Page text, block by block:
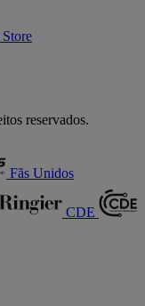
reservados.
Fãs Unidos
CDE